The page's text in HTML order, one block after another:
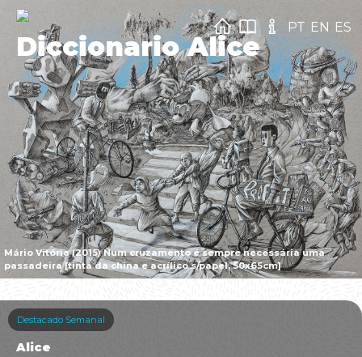
Mário Vitória (2015) Num cruzamento é sempre necessária uma
passadeira [tinta da china e acrílico s/papel, 50x65cm]
Diccionario Alice
PT EN ES
Destacado Semanal
Alice